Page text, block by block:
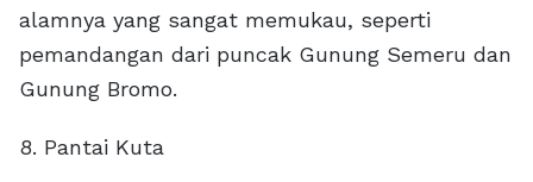
alamnya yang sangat memukau, seperti
pemandangan dari puncak Gunung Semeru dan
Gunung Bromo.
8. Pantai Kuta